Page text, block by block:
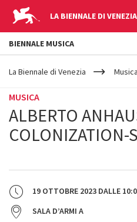
LA BIENNALE DI VENEZIA
YOUR
ARE
La Biennale di Venezia
MUSICA
ALBERTO
COLONIZATION-
19 OTTOBRE 2023 DALLE
SALA D’ARMI A
BIENNALE MUSICA